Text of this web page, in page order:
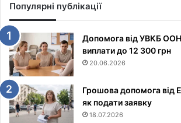
Популярні публікації
Допомога від УВКБ
виплати до 12 300 грн
20.06.2026
Грошова допомога від
як подати заявку
18.07.2026